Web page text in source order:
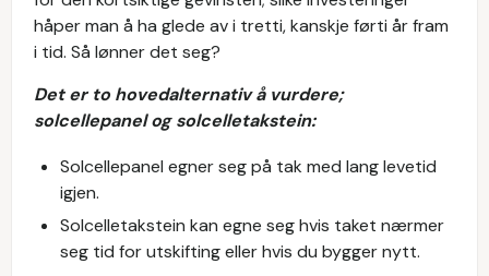
håper man å ha glede av i tretti, kanskje førti år fram
i tid. Så lønner det seg?
Det er to hovedalternativ å vurdere;
solcellepanel og solcelletakstein:
Solcellepanel egner seg på tak med lang levetid
igjen.
Solcelletakstein kan egne seg hvis taket nærmer
seg tid for utskifting eller hvis du bygger nytt.